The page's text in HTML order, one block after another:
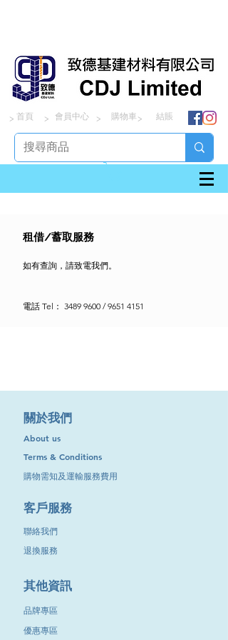
> > > >
首頁 會員中心 購物車 結賬
​租借/蓄取服務
如有查詢，請致電我們。
電話 Tel： 3489 9600 /9651 4151
​關於我們
About us
Terms & Conditions
購物需知及運輸服務費用
​客戶服務
聯絡我們
退換服務
其他資訊
品牌專區
優惠專區